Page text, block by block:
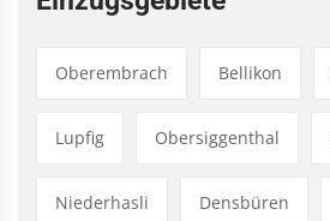
Oberembrach Bellikon
Lupfig Obersiggenthal
Niederhasli Densbüren